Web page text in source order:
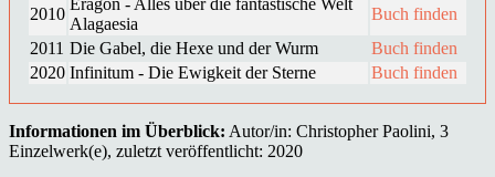
2010
Eragon - Alles über die fantastische Welt
Alagaesia
Buch finden
2011 Die Gabel, die Hexe und der Wurm
Buch finden
2020 Infinitum - Die Ewigkeit der Sterne Buch finden
Informationen im Überblick: Autor/in: Christopher Paolini, 3
Einzelwerk(e), zuletzt veröffentlicht: 2020